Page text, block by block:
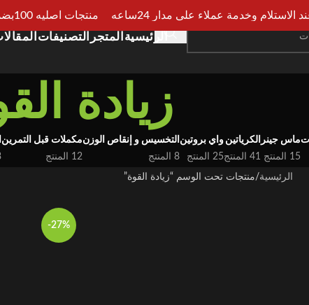
الرئيسية المتجر التصنيفات
زيادة
ماس جينر
15 المنتج
الكرياتين
41 المنتج
واي بروتين
25 المنتج
التخسيس و إنقاص الوزن
8 المنتج
مكملات قبل التمرين
12 المنتج
الرئيسية منتجات تحت الوسم “زيادة القوة”
-27%
الاستلام وخدمة عملاء علي مدار 24ساعه منتجات اصليه 100بضمان الوكيل الرسمي